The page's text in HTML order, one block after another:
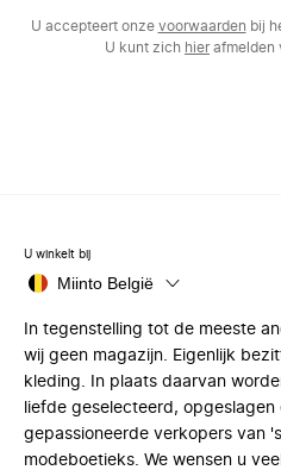
U accepteert onze voorwaarden bij
U kunt zich hierafmelden
U winkelt bij
Miinto België
In tegenstelling tot de meeste
wij geen magazijn. Eigenlijk
kleding. In plaats daarvan
liefde geselecteerd,
gepassioneerde verkopers van
modeboetieks. We wensen u